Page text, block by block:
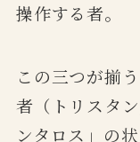
操作する者。
この三つが揃
者（トリスタ
ンタロス」の